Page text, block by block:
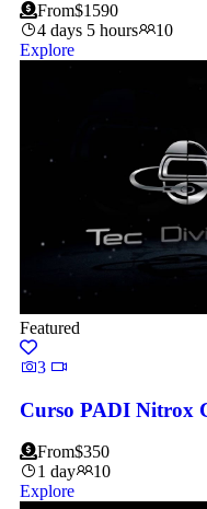
From$1590
4 days 5 hours
10
Explore
Featured
3
Curso PADI Nitrox
From$350
1 day
10
Explore